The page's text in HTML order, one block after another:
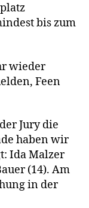
bis zum
wieder
Feen
Jury die
haben wir
Ida Malzer
(14). Am
in der